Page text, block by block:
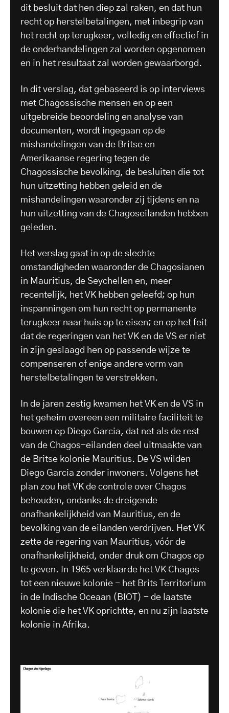
dit besluit dat hen diep zal raken, en dat hun
recht op herstelbetalingen, met inbegrip van
het recht op terugkeer, volledig en effectief in
de onderhandelingen zal worden opgenomen
en in het resultaat zal worden gewaarborgd.
In dit verslag, dat gebaseerd is op interviews
met Chagossische mensen en op een
uitgebreide beoordeling en analyse van
documenten, wordt ingegaan op de
mishandelingen van de Britse en
Amerikaanse regering tegen de
Chagossische bevolking, de besluiten die tot
hun uitzetting hebben geleid en de
mishandelingen waaronder zij tijdens en na
hun uitzetting van de Chagoseilanden hebben
geleden.
Het verslag gaat in op de slechte
omstandigheden waaronder de Chagosianen
in Mauritius, de Seychellen en, meer
recentelijk, het VK hebben geleefd; op hun
inspanningen om hun recht op permanente
terugkeer naar huis op te eisen; en op het feit
dat de regeringen van het VK en de VS er niet
in zijn geslaagd hen op passende wijze te
compenseren of enige andere vorm van
herstelbetalingen te verstrekken.
In de jaren zestig kwamen het VK en de VS in
het geheim overeen een militaire faciliteit te
bouwen op Diego Garcia, dat net als de rest
van de Chagos-eilanden deel uitmaakte van
de Britse kolonie Mauritius. De VS wilden
Diego Garcia zonder inwoners. Volgens het
plan zou het VK de controle over Chagos
behouden, ondanks de dreigende
onafhankelijkheid van Mauritius, en de
bevolking van de eilanden verdrijven. Het VK
zette de regering van Mauritius, vóór de
onafhankelijkheid, onder druk om Chagos op
te geven. In 1965 verklaarde het VK Chagos
tot een nieuwe kolonie - het Brits Territorium
in de Indische Oceaan (BIOT) - de laatste
kolonie die het VK oprichtte, en nu zijn laatste
kolonie in Afrika.